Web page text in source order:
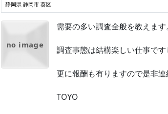
静岡県 静岡市 葵区
no image
需要の多い調査全般を教えます。
調査事態は結構楽しい仕事で
更に報酬も有りますので是非連
TOYO